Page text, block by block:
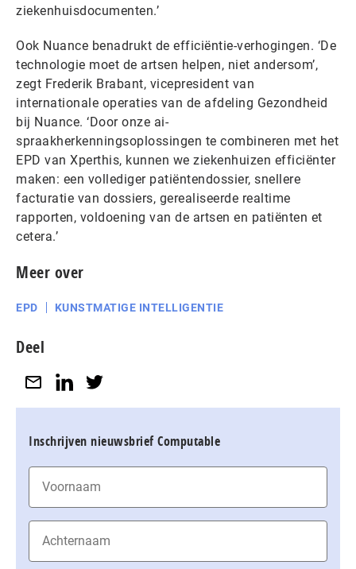
ziekenhuisdocumenten.’
Ook Nuance benadrukt de efficiëntie-verhogingen. ‘De
technologie moet de artsen helpen, niet andersom’,
zegt Frederik Brabant, vicepresident van
internationale operaties van de afdeling Gezondheid
bij Nuance. ‘Door onze ai-
spraakherkenningsoplossingen te combineren met het
EPD van Xperthis, kunnen we ziekenhuizen efficiënter
maken: een vollediger patiëntendossier, snellere
facturatie van dossiers, gerealiseerde realtime
rapporten, voldoening van de artsen en patiënten et
cetera.’
Meer over
EPD KUNSTMATIGE INTELLIGENTIE
Deel
Inschrijven nieuwsbrief Computable